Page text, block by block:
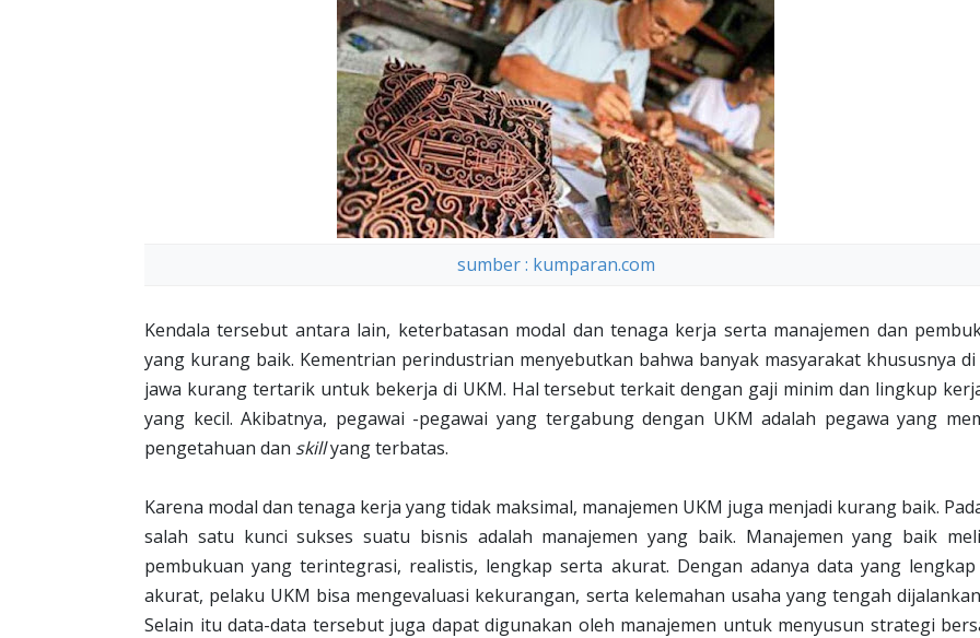
sumber : kumparan.com
Kendala tersebut antara lain, keterbatasan modal dan tenaga kerja serta manajemen dan
yang kurang baik. Kementrian perindustrian menyebutkan bahwa banyak masyarakat khususnya
jawa kurang tertarik untuk bekerja di UKM. Hal tersebut terkait dengan gaji minim dan lingkup
yang kecil. Akibatnya, pegawai -pegawai yang tergabung dengan UKM adalah pegawa yang
pengetahuan dan skillyang terbatas.
Karena modal dan tenaga kerja yang tidak maksimal, manajemen UKM juga menjadi kurang baik.
salah satu kunci sukses suatu bisnis adalah manajemen yang baik. Manajemen yang baik
pembukuan yang terintegrasi, realistis, lengkap serta akurat. Dengan adanya data yang lengkap
akurat, pelaku UKM bisa mengevaluasi kekurangan, serta kelemahan usaha yang tengah
Selain itu data-data tersebut juga dapat digunakan oleh manajemen untuk menyusun strategi